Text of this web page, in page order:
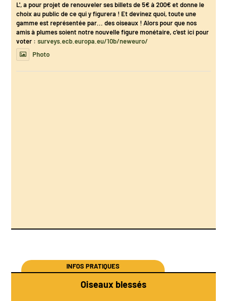
L', a pour projet de renouveler ses billets de 5€ à 200€ et donne le
choix au public de ce qui y figurera ! Et devinez quoi, toute une
gamme est représentée par... des oiseaux ! Alors pour que nos
amis à plumes soient notre nouvelle figure monétaire, c'est ici pour
voter :surveys.ecb.europa.eu/10b/neweuro/
Photo
INFOS PRATIQUES
Oiseaux blessés